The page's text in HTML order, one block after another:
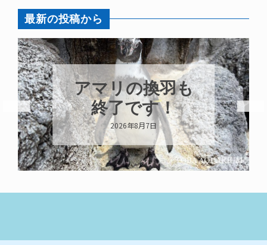
最新の投稿から
アマリの換羽も
終了です！
2026年8月7日